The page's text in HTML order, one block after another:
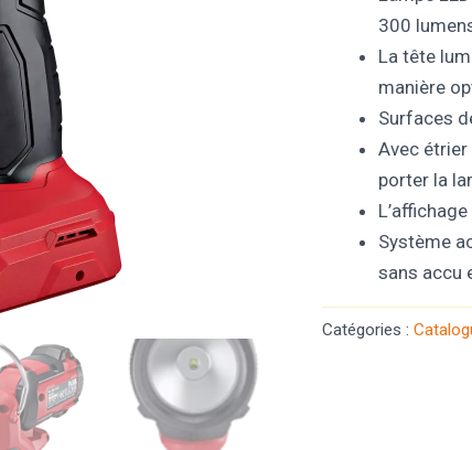
300
La tête
manière
Surfaces
Avec
porter la
Système
sans accu
Catégories :